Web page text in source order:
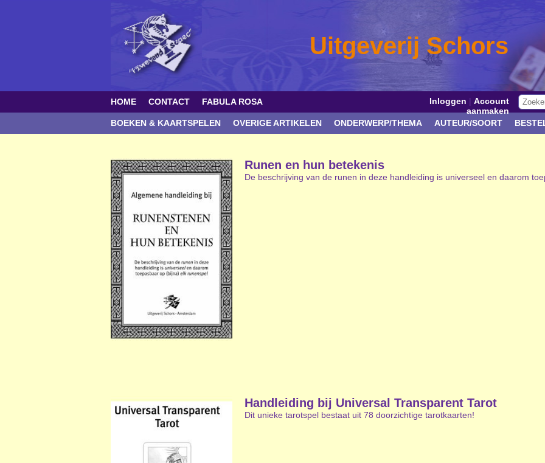
HOME CONTACT FABULA ROSA Inloggen | Account
aanmaken
Uitgeverij Schors
BOEKEN & KAARTSPELEN OVERIGE ARTIKELEN ONDERWERP/THEMA AUTEUR/SOORT
Runen en hun betekenis
De beschrijving van de runen in deze handleiding is universeel en daarom
Handleiding bij Universal Transparent Tarot
Dit unieke tarotspel bestaat uit 78 doorzichtige tarotkaarten!